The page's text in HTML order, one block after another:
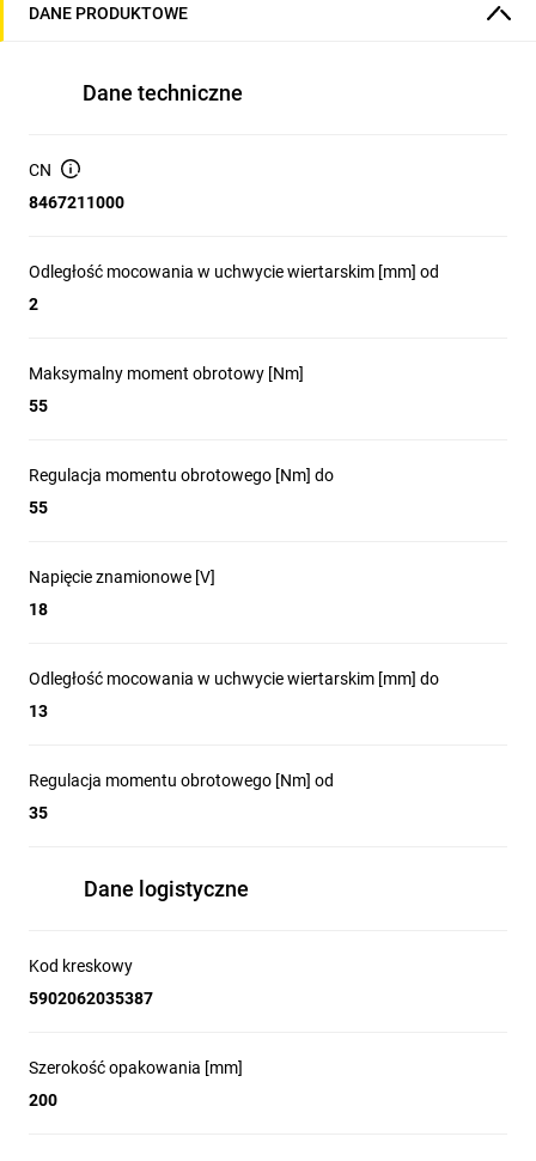
momentu obrotowego;
· Wbudowana dioda LED;
DANE PRODUKTOWE
Dane techniczne
CN
8467211000
Odległość mocowania w uchwycie wiertarskim [mm] od
2
Maksymalny moment obrotowy [Nm]
55
Regulacja momentu obrotowego [Nm] do
55
Napięcie znamionowe [V]
18
Odległość mocowania w uchwycie wiertarskim [mm] do
13
Regulacja momentu obrotowego [Nm] od
35
Dane logistyczne
Kod kreskowy
5902062035387
Szerokość opakowania [mm]
200